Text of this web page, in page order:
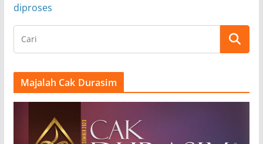
diproses
Majalah Cak Durasim